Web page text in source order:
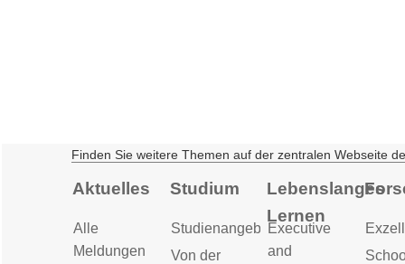
Finden Sie weitere Themen auf der zentralen Webseite
Aktuelles
Alle
Meldungen
Studium
Studienangebot
Von der
Lebenslanges
Lernen
Executive
and